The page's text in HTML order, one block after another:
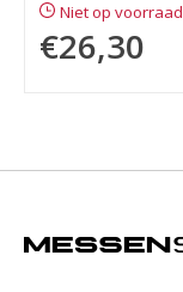
Niet op voorraad
€26,30